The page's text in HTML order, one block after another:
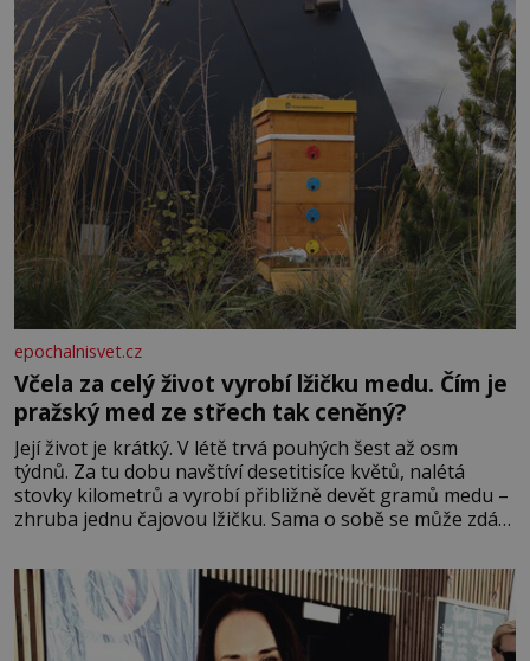
epochalnisvet.cz
Včela za celý život vyrobí lžičku medu. Čím je
pražský med ze střech tak ceněný?
Její život je krátký. V létě trvá pouhých šest až osm
týdnů. Za tu dobu navštíví desetitisíce květů, nalétá
stovky kilometrů a vyrobí přibližně devět gramů medu –
zhruba jednu čajovou lžičku. Sama o sobě se může zdát
tisíc příslušnic svého včelstva, vznikne jeden z
nejdokonalejších organismů